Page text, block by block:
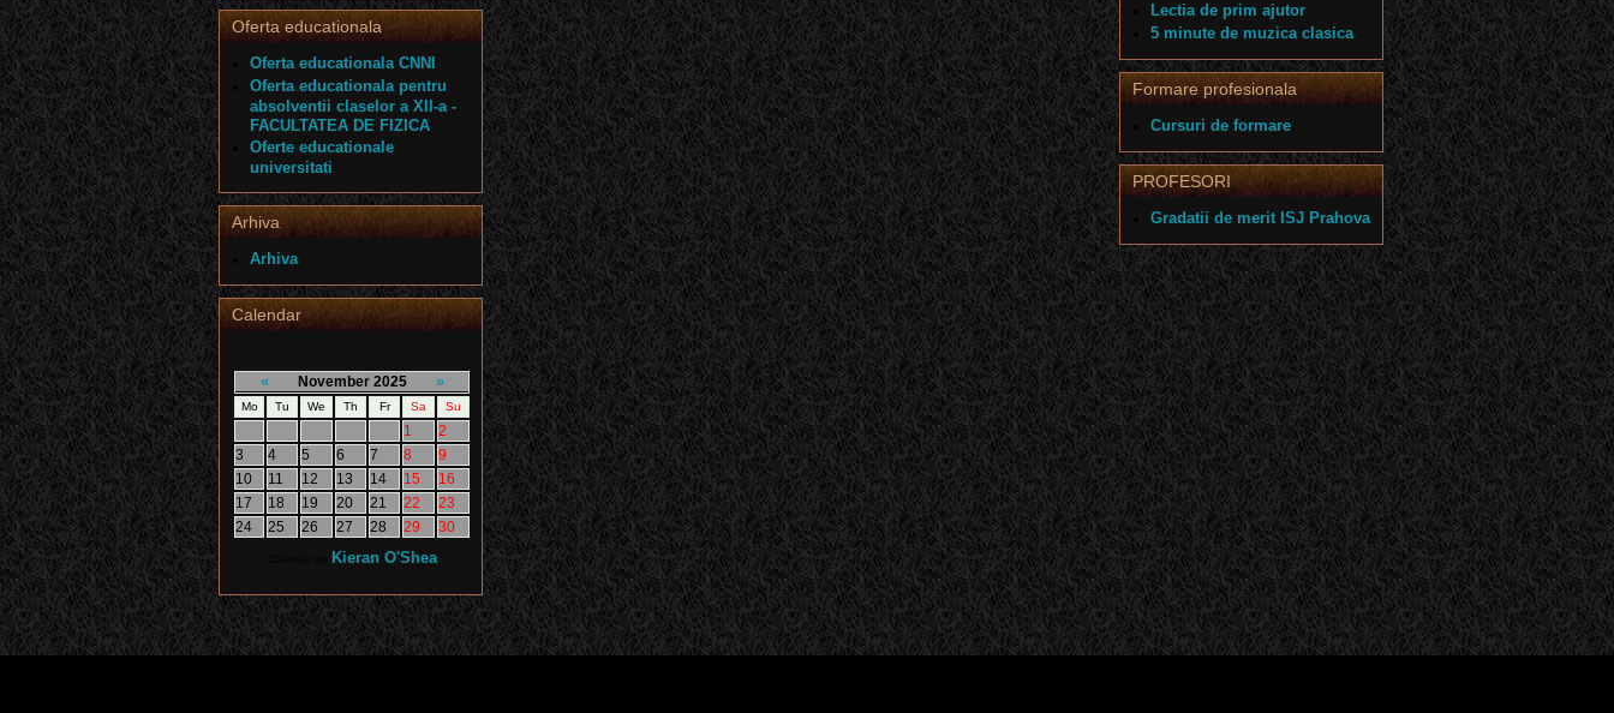
Oferta educationala
Oferta educationala CNNI
Oferta educationala pentru
absolventii claselor a XII-a -
FACULTATEA DE FIZICA
Oferte educationale
universitati
Arhiva
Arhiva
Calendar
« November 2025 »
Mo Tu We Th Fr Sa Su
1
2
3
4 5 6 7 8
9
10
11 12 13 14 15
16
17
18 19 20 21 22
23
24
25 26 27 28 29 30
Kieran O'Shea
Lectia de prim ajutor
5 minute de muzica clasica
Formare profesionala
Cursuri de formare
PROFESORI
Gradatii de merit ISJ Prahova